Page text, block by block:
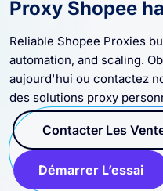
Proxy Shopee
Reliable Shopee Proxies
automation, and scaling.
aujourd'hui ou contactez
des solutions proxy
Contacter Les
Démarrer L’essai